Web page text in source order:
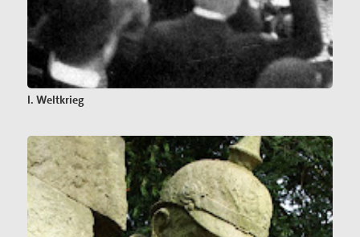
I. Weltkrieg